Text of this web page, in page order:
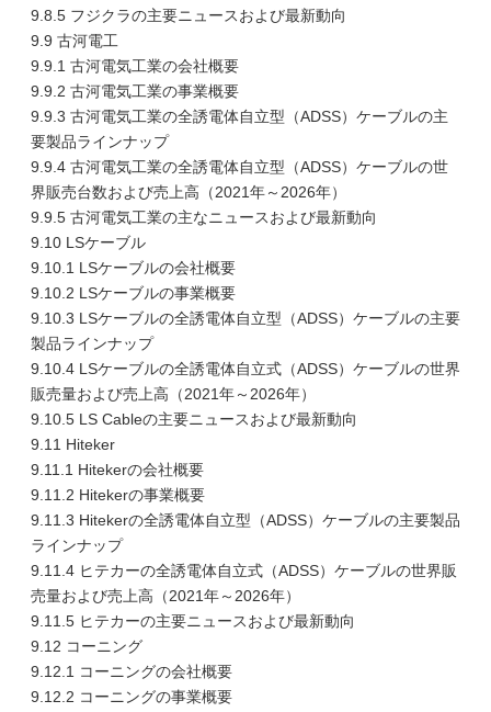
9.8.5 フジクラの主要ニュースおよび最新動向
9.9 古河電工
9.9.1 古河電気工業の会社概要
9.9.2 古河電気工業の事業概要
9.9.3 古河電気工業の全誘電体自立型（ADSS）ケーブルの主
要製品ラインナップ
9.9.4 古河電気工業の全誘電体自立型（ADSS）ケーブルの世
界販売台数および売上高（2021年～2026年）
9.9.5 古河電気工業の主なニュースおよび最新動向
9.10 LSケーブル
9.10.1 LSケーブルの会社概要
9.10.2 LSケーブルの事業概要
9.10.3 LSケーブルの全誘電体自立型（ADSS）ケーブルの主要
製品ラインナップ
9.10.4 LSケーブルの全誘電体自立式（ADSS）ケーブルの世界
販売量および売上高（2021年～2026年）
9.10.5 LS Cableの主要ニュースおよび最新動向
9.11 Hiteker
9.11.1 Hitekerの会社概要
9.11.2 Hitekerの事業概要
9.11.3 Hitekerの全誘電体自立型（ADSS）ケーブルの主要製品
ラインナップ
9.11.4 ヒテカーの全誘電体自立式（ADSS）ケーブルの世界販
売量および売上高（2021年～2026年）
9.11.5 ヒテカーの主要ニュースおよび最新動向
9.12 コーニング
9.12.1 コーニングの会社概要
9.12.2 コーニングの事業概要